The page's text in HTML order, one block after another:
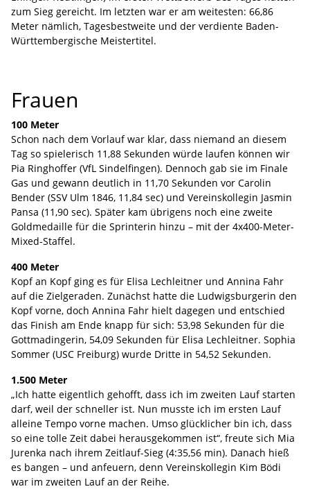
zum Sieg gereicht. Im letzten war er am weitesten: 66,86
Meter nämlich, Tagesbestweite und der verdiente Baden-
Württembergische Meistertitel.
Frauen
100 Meter
Schon nach dem Vorlauf war klar, dass niemand an diesem
Tag so spielerisch 11,88 Sekunden würde laufen können wir
Pia Ringhoffer (VfL Sindelfingen). Dennoch gab sie im Finale
Gas und gewann deutlich in 11,70 Sekunden vor Carolin
Bender (SSV Ulm 1846, 11,84 sec) und Vereinskollegin Jasmin
Pansa (11,90 sec). Später kam übrigens noch eine zweite
Goldmedaille für die Sprinterin hinzu – mit der 4x400-Meter-
Mixed-Staffel.
400 Meter
Kopf an Kopf ging es für Elisa Lechleitner und Annina Fahr
auf die Zielgeraden. Zunächst hatte die Ludwigsburgerin den
Kopf vorne, doch Annina Fahr hielt dagegen und entschied
das Finish am Ende knapp für sich: 53,98 Sekunden für die
Gottmadingerin, 54,09 Sekunden für Elisa Lechleitner. Sophia
Sommer (USC Freiburg) wurde Dritte in 54,52 Sekunden.
1.500 Meter
„Ich hatte eigentlich gehofft, dass ich im zweiten Lauf starten
darf, weil der schneller ist. Nun musste ich im ersten Lauf
alleine Tempo vorne machen. Umso glücklicher bin ich, dass
so eine tolle Zeit dabei herausgekommen ist“, freute sich Mia
Jurenka nach ihrem Zeitlauf-Sieg (4:35,56 min). Danach hieß
es bangen – und anfeuern, denn Vereinskollegin Kim Bödi
war im zweiten Lauf an der Reihe.